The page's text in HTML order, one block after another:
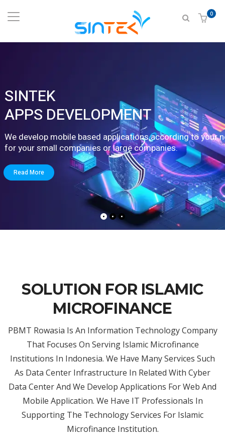
0
SINTEK
DATA CENTER
SOLUTION FOR ISLAMIC
MICROFINANCE
PBMT Rowasia Is An Information Technology Company
That Focuses On Serving Islamic Microfinance
Institutions In Indonesia. We Have Many Services Such
As Data Center Infrastructure In Related With Cyber
Data Center And We Develop Applications For Web And
Mobile Application. We Have IT Professionals In
Supporting The Technology Services For Islamic
Microfinance Institution.